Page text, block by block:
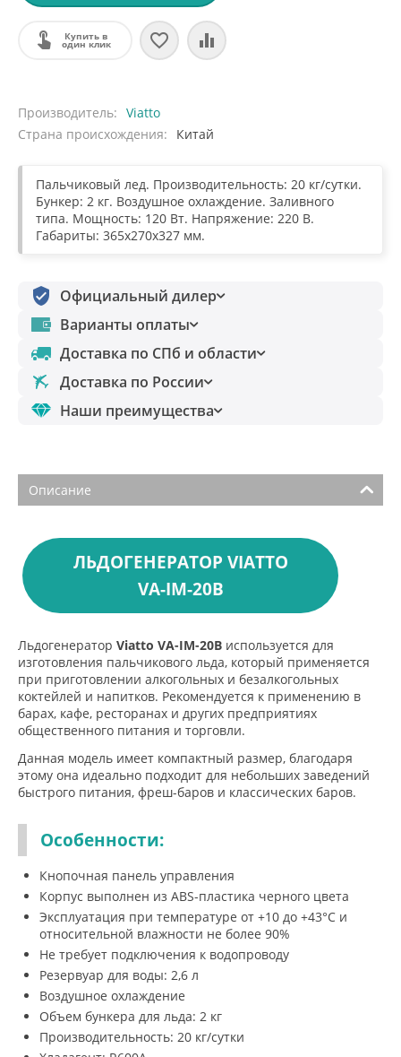
Купить в
один клик
Производитель
Viatto
Страна происхождения
Китай
Пальчиковый лед. Производительность: 20 кг/сутки.
Бункер: 2 кг. Воздушное охлаждение. Заливного
типа. Мощность: 120 Вт. Напряжение: 220 В.
Габариты: 365х270х327 мм.
Официальный дилер
Варианты оплаты
Доставка по СПб и области
Доставка по России
Наши преимущества
Описание
ЛЬДОГЕНЕРАТОР VIATTO
VA-IM-20B
Льдогенератор Viatto VA-IM-20B используется для
изготовления пальчикового льда, который применяется
при приготовлении алкогольных и безалкогольных
коктейлей и напитков. Рекомендуется к применению в
барах, кафе, ресторанах и других предприятиях
общественного питания и торговли.
Данная модель имеет компактный размер, благодаря
этому она идеально подходит для небольших заведений
быстрого питания, фреш-баров и классических баров.
Особенности:
Кнопочная панель управления
Корпус выполнен из ABS-пластика черного цвета
Эксплуатация при температуре от +10 до +43°С и
относительной влажности не более 90%
Не требует подключения к водопроводу
Резервуар для воды: 2,6 л
Воздушное охлаждение
Объем бункера для льда: 2 кг
Производительность: 20 кг/сутки